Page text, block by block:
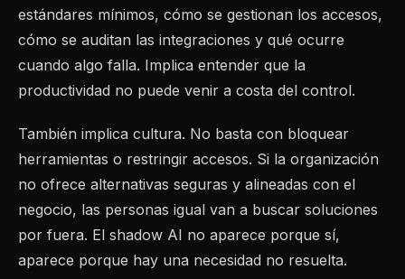
estándares mínimos, cómo se gestionan los accesos,
cómo se auditan las integraciones y qué ocurre
cuando algo falla. Implica entender que la
productividad no puede venir a costa del control.
También implica cultura. No basta con bloquear
herramientas o restringir accesos. Si la organización
no ofrece alternativas seguras y alineadas con el
negocio, las personas igual van a buscar soluciones
por fuera. El shadow AI no aparece porque sí,
aparece porque hay una necesidad no resuelta.